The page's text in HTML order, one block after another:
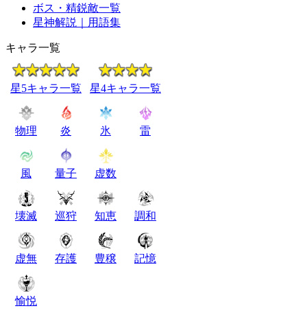
ボス・精鋭敵一覧
星神解説｜用語集
キャラ一覧
星5キャラ一覧 星4キャラ一覧
物理 炎 氷 雷
風 量子 虚数
壊滅 巡狩 知恵 調和
虚無 存護 豊穣 記憶
愉悦